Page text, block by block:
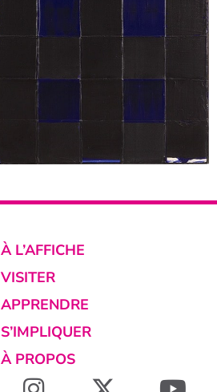
À L’AFFICHE
VISITER
APPRENDRE
S’IMPLIQUER
À PROPOS